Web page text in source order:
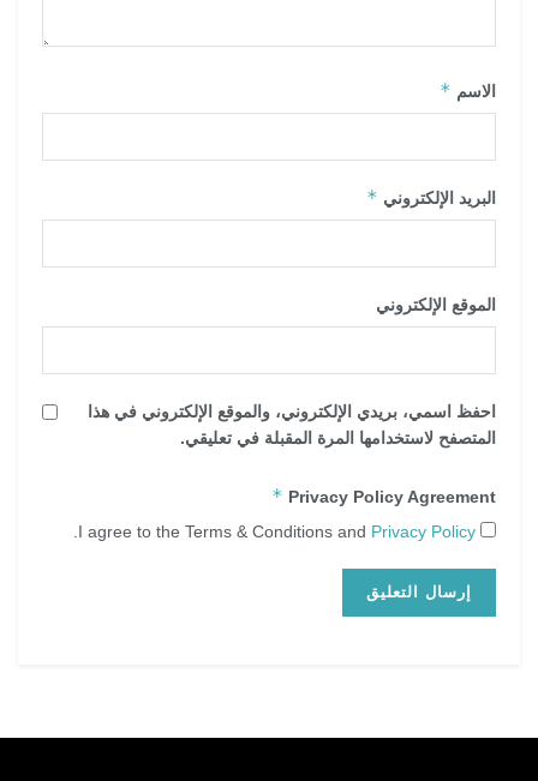
الاسم *
البريد الإلكتروني *
الموقع الإلكتروني
احفظ اسمي، بريدي الإلكتروني، والموقع الإلكتروني في هذا
المتصفح لاستخدامها المرة المقبلة في تعليقي.
Privacy Policy Agreement
*
Privacy Policy
.